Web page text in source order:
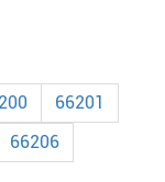
66201
66206